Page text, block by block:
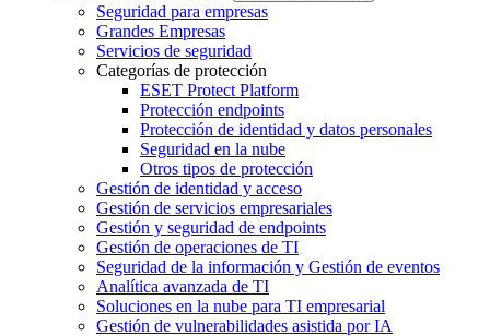
Seguridad para empresas
Grandes Empresas
Servicios de seguridad
Categorías de protección
ESET Protect Platform
Protección endpoints
Protección de identidad y datos personales
Seguridad en la nube
Otros tipos de protección
Gestión de identidad y acceso
Gestión de servicios empresariales
Gestión y seguridad de endpoints
Gestión de operaciones de TI
Seguridad de la información y Gestión de eventos
Analítica avanzada de TI
Soluciones en la nube para TI empresarial
Gestión de vulnerabilidades asistida por IA